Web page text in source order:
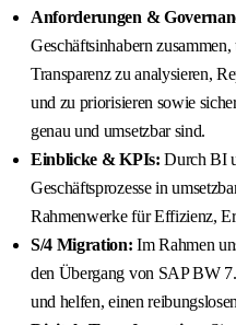
Anforderungen &
Geschäftsinhabern
Transparenz zu analysieren,
und zu priorisieren sowie
genau und umsetzbar sind.
Einblicke & KPIs: Durch BI
Geschäftsprozesse in
Rahmenwerke für Effizienz,
S/4 Migration: Im Rahmen
den Übergang von SAP BW
und helfen, einen